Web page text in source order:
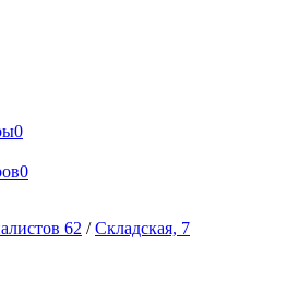
0
0
62 /Складская, 7